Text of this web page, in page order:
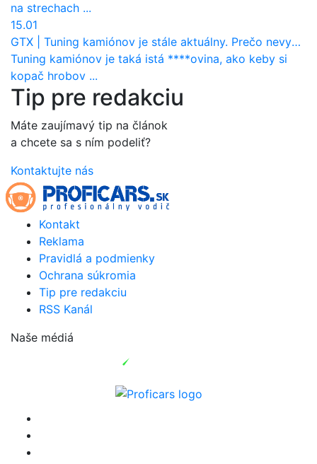
na strechach ...
15.01
GTX
Tuning kamiónov je stále aktuálny. Prečo nevyhynul ako pri osobákoch?
Tuning kamiónov je taká istá ****ovina, ako keby si
kopač hrobov ...
Tip pre redakciu
Máte zaujímavý tip na článok
a chcete sa s ním podeliť?
Kontaktujte nás
Kontakt
Reklama
Pravidlá a podmienky
Ochrana súkromia
Tip pre redakciu
RSS Kanál
Naše médiá